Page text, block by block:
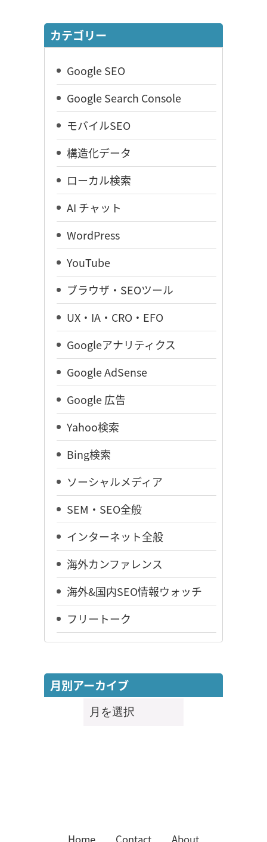
カテゴリー
Google SEO
Google Search Console
モバイルSEO
構造化データ
ローカル検索
AI チャット
WordPress
YouTube
ブラウザ・SEOツール
UX・IA・CRO・EFO
Googleアナリティクス
Google AdSense
Google 広告
Yahoo検索
Bing検索
ソーシャルメディア
SEM・SEO全般
インターネット全般
海外カンファレンス
海外&国内SEO情報ウォッチ
フリートーク
月別アーカイブ
月
別
Home Contact About